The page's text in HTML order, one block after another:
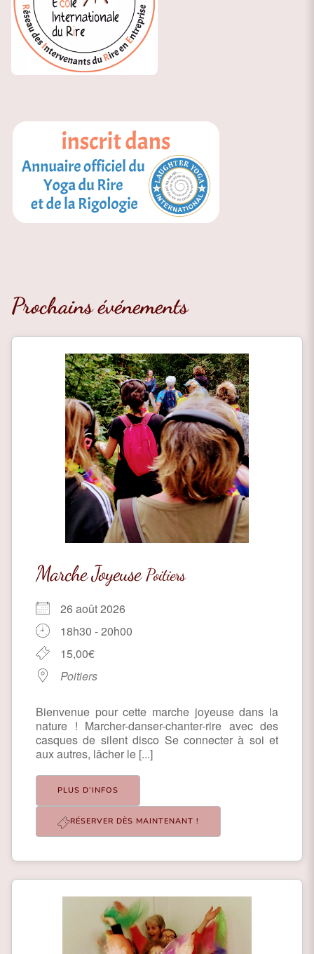
Prochains événements
Marche Joyeuse Poitiers
26 août 2026
18h30 - 20h00
15,00€
Poitiers
Bienvenue pour cette marche joyeuse dans la
nature ! Marcher-danser-chanter-rire avec des
casques de silent disco Se connecter à soi et
aux autres, lâcher le [...]
PLUS D’INFOS
RÉSERVER DÈS MAINTENANT !